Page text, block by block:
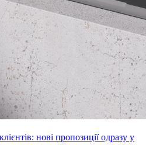
нові пропозиції одразу у